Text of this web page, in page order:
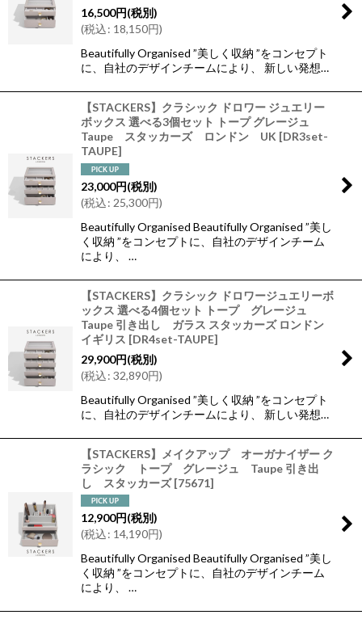
16,500円(税別)
(税込: 18,150円)
Beautifully Organised ”美しく収納 ”をコンセプト
に、自社のデザインチームにより、 新しい発想…
【STACKERS】クラシック ドロワー ジュエリー
ボックス 選べる3個セット トープ グレージュ
Taupe スタッカーズ ロンドン UK [DR3set-
TAUPE]
23,000円(税別)
(税込: 25,300円)
Beautifully Organised Beautifully Organised ”美し
く収納 ”をコンセプトに、自社のデザインチーム
により、 …
【STACKERS】クラシック ドロワージュエリーボ
ックス 選べる4個セット トープ グレージュ
Taupe 引き出し ガラス スタッカーズ ロンドン
イギリス [DR4set-TAUPE]
29,900円(税別)
(税込: 32,890円)
Beautifully Organised ”美しく収納 ”をコンセプト
に、自社のデザインチームにより、 新しい発想…
【STACKERS】メイクアップ オーガナイザー ク
ラシック トープ グレージュ Taupe 引き出
し スタッカーズ [75671]
12,900円(税別)
(税込: 14,190円)
Beautifully Organised Beautifully Organised ”美し
く収納 ”をコンセプトに、自社のデザインチーム
により、 …